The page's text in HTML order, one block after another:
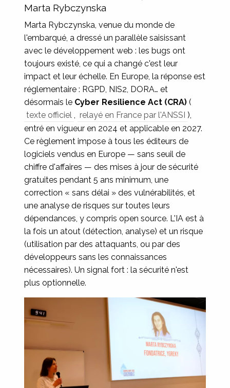
Marta Rybczynska
Marta Rybczynska, venue du monde de
l'embarqué, a dressé un parallèle saisissant
avec le développement web : les bugs ont
toujours existé, ce qui a changé c'est leur
impact et leur échelle. En Europe, la réponse est
réglementaire : RGPD, NIS2, DORA… et
désormais le Cyber Resilience Act (CRA) (
texte officiel , relayé en France par l'ANSSI ),
entré en vigueur en 2024 et applicable en 2027.
Ce règlement impose à tous les éditeurs de
logiciels vendus en Europe — sans seuil de
chiffre d'affaires — des mises à jour de sécurité
gratuites pendant 5 ans minimum, une
correction « sans délai » des vulnérabilités, et
une analyse de risques sur toutes leurs
dépendances, y compris open source. L'IA est à
la fois un atout (détection, analyse) et un risque
(utilisation par des attaquants, ou par des
développeurs sans les connaissances
nécessaires). Un signal fort : la sécurité n'est
plus optionnelle.